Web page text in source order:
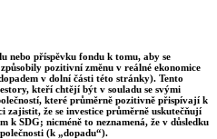
nebo příspěvku fondu k tomu, aby se
pozitivní změnu v reálné ekonomice
v dolní části této stránky). Tento
kteří chtějí být v souladu se svými
které průměrně pozitivně přispívají k
zajistit, že se investice průměrně uskutečňují
k SDG; nicméně to neznamená, že v důsledku
(k „dopadu“).